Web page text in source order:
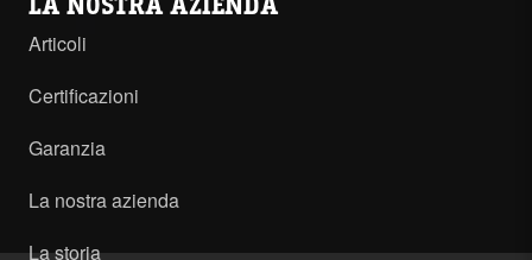
Articoli
Certificazioni
Garanzia
La nostra azienda
La storia